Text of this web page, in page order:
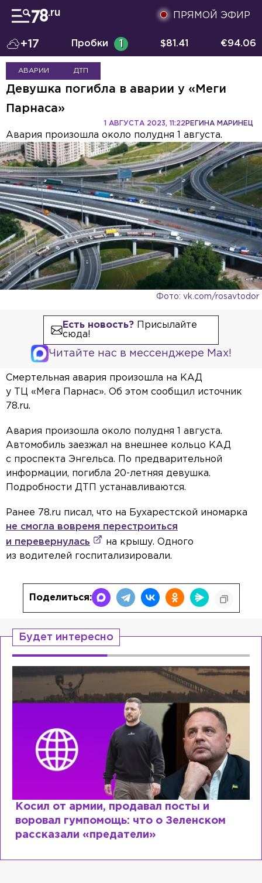
ПРЯМОЙ ЭФИР
+17 Пробки 1 $81.41 €94.06
АВАРИИ ДТП
Девушка погибла в аварии у «Меги
Парнаса»
РЕГИНА МАРИНЕЦ
1 АВГУСТА 2023, 11:22
Авария произошла около полудня 1 августа.
Фото: vk.com/rosavtodor
Есть новость?Присылайте
сюда!
Читайте нас в мессенджере Max!
Смертельная авария произошла на КАД
у ТЦ «Мега Парнас». Об этом сообщил источник
78.ru.
Авария произошла около полудня 1 августа.
Автомобиль заезжал на внешнее кольцо КАД
с проспекта Энгельса. По предварительной
информации, погибла 20-летняя девушка.
Подробности ДТП устанавливаются.
Ранее 78.ru писал, что на Бухарестской иномарка
не смогла вовремя перестроиться
и перевернулась
на крышу. Одного
из водителей госпитализировали.
Поделиться:
Будет интересно
Косил от армии, продавал посты и
воровал гумпомощь: что о Зеленском
рассказали «предатели»